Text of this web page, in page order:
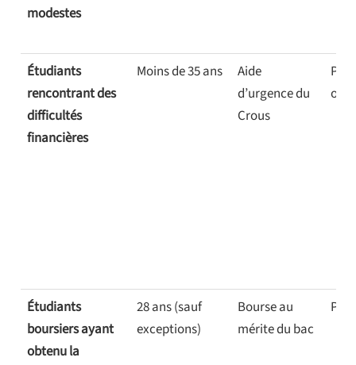
modestes
Étudiants
rencontrant des
difficultés
financières
Moins de 35 ans
Aide
d’urgence du
Crous
ou
Étudiants
boursiers ayant
obtenu la
28 ans (sauf
exceptions)
Bourse au
mérite du bac